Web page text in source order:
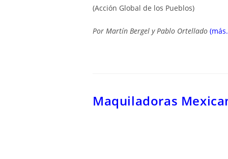
(Acción Global de los Pueblos)
Por Martín Bergel y Pablo Ortellado
Maquiladoras